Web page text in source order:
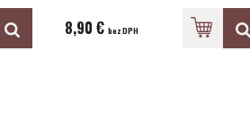
8,90 € bez DPH